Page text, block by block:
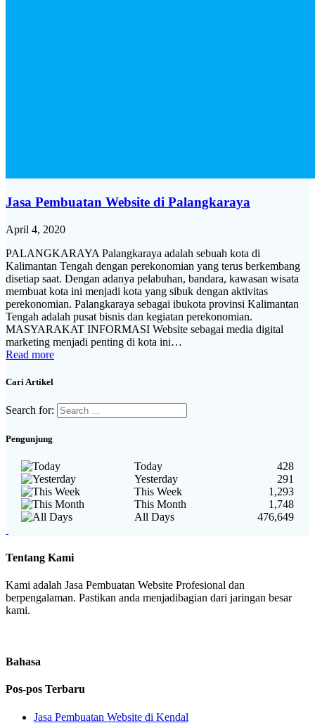
Jasa Pembuatan Website di Palangkaraya
April 4, 2020
PALANGKARAYA Palangkaraya adalah sebuah kota di
Kalimantan Tengah dengan perekonomian yang terus berkembang
disetiap saat. Dengan adanya pelabuhan, bandara, kawasan wisata
membuat kota ini menjadi kota yang sibuk dengan aktivitas
perekonomian. Palangkaraya sebagai ibukota provinsi Kalimantan
Tengah adalah pusat bisnis dan kegiatan perekonomian.
MASYARAKAT INFORMASI Website sebagai media digital
marketing menjadi penting di kota ini…
Read more
Cari Artikel
Search for:
Pengunjung
Today
428
Yesterday
291
This Week
1,293
This Month
1,748
All Days
476,649
Tentang Kami
Kami adalah Jasa Pembuatan Website Profesional dan
berpengalaman. Pastikan anda menjadibagian dari jaringan besar
kami.
Bahasa
Pos-pos Terbaru
Jasa Pembuatan Website di Kendal